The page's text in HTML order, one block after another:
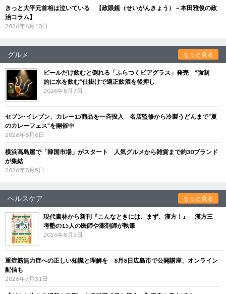
きっと大平元首相は泣いている 【政眼鏡（せいがんきょう）－本田雅俊の政
治コラム】
2026年6月10日
グルメ もっと見る
ビールだけ飲むと倒れる「ふらつくビアグラス」発売 “強制
的に水を飲む”仕掛けで適正飲酒を後押し
2026年8月7日
セブン‐イレブン、カレー15商品を一斉投入 名店監修から冷製うどんまで“夏
のカレーフェス”を開催中
2026年8月6日
横浜高島屋で「韓国市場」がスタート 人気グルメから雑貨まで約30ブランド
が集結
2026年8月5日
ヘルスケア もっと見る
現代書林から新刊『こんなときには、まず、漢方！』 漢方三
考塾の15人の医師や薬剤師が執筆
2026年8月5日
重症筋無力症への正しい知識と理解を 8月8日広島市で公開講座、オンライン
配信も
2026年7月31日